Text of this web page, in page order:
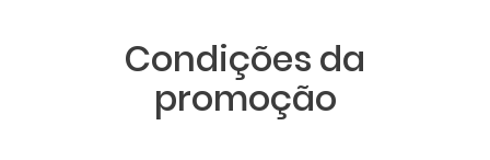
Condições da
promoção